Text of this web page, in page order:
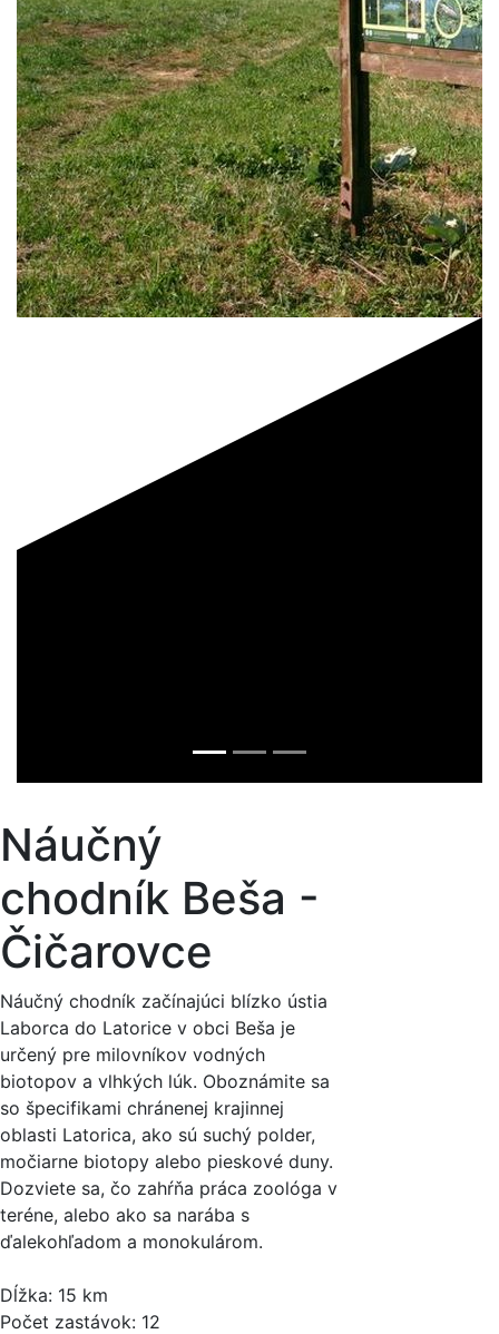
Náučný
chodník Beša -
Čičarovce
Náučný chodník začínajúci blízko ústia
Laborca do Latorice v obci Beša je
určený pre milovníkov vodných
biotopov a vlhkých lúk. Oboznámite sa
so špecifikami chránenej krajinnej
oblasti Latorica, ako sú suchý polder,
močiarne biotopy alebo pieskové duny.
Dozviete sa, čo zahŕňa práca zoológa v
teréne, alebo ako sa narába s
ďalekohľadom a monokulárom.
Dĺžka: 15 km
Počet zastávok: 12